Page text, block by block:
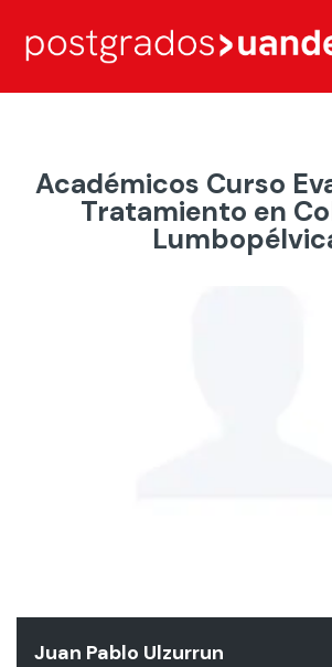
Académicos Curso
Tratamiento en
Juan Pablo Ulzurrun